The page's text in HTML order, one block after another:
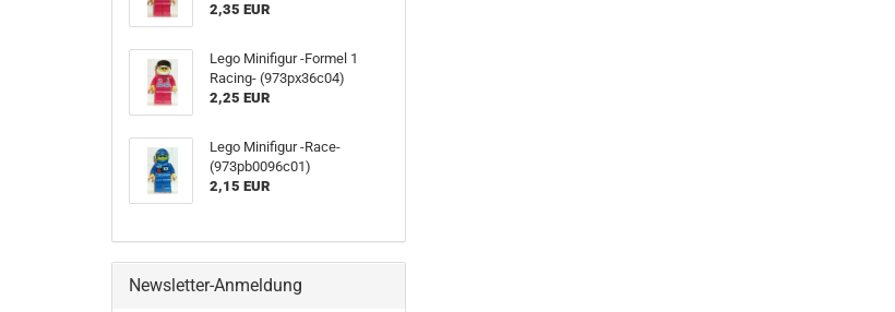
2,35 EUR
Lego Minifigur -Formel 1
Racing- (973px36c04)
2,25 EUR
Lego Minifigur -Race-
(973pb0096c01)
2,15 EUR
Newsletter-Anmeldung